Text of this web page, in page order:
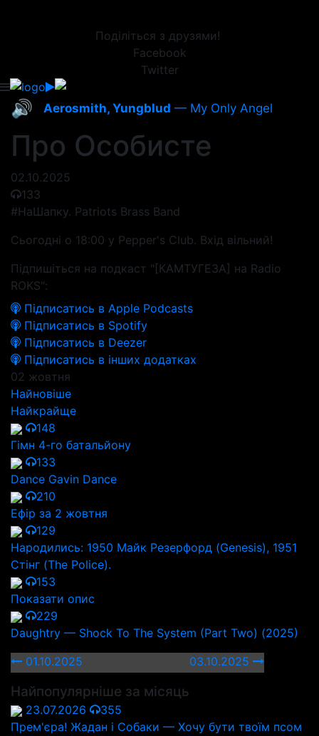
Поділіться з друзями!
Facebook
Twitter
🔊 Aerosmith, Yungblud — My Only Angel
Про Особисте
02.10.2025
133
#НаШапку. Patriots Brass Band
Сьогодні о 18:00 у Pepper's Club. Вхід вільний!
Підпишіться на подкаст "[КАМТУГЕЗА] на Radio
ROKS":
Підписатись в Apple Podcasts
Підписатись в Spotify
Підписатись в Deezer
Підписатись в інших додатках
02 жовтня
Найновіше
Найкрайще
148
Гімн 4-го батальйону
133
Dance Gavin Dance
210
Ефір за 2 жовтня
129
Народились: 1950 Майк Резерфорд (Genesis), 1951
Стінг (The Police).
153
Показати опис
229
Daughtry — Shock To The System (Part Two) (2025)
01.10.2025
03.10.2025
Найпопулярніше за місяць
23.07.2026
355
Прем'єра! Жадан і Собаки — Хочу бути твоїм псом